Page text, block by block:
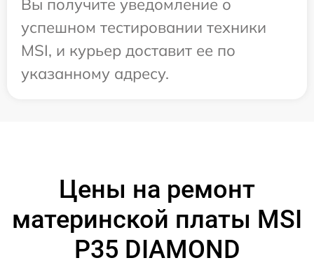
Вы получите уведомление о
успешном тестировании техники
MSI, и курьер доставит ее по
указанному адресу.
Цены на ремонт
материнской платы MSI
P35 DIAMOND